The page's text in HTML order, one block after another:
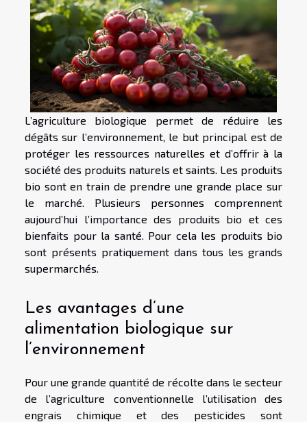
L’agriculture biologique permet de réduire les
dégâts sur l’environnement, le but principal est de
protéger les ressources naturelles et d’offrir à la
société des produits naturels et saints. Les produits
bio sont en train de prendre une grande place sur
le marché. Plusieurs personnes comprennent
aujourd’hui l’importance des produits bio et ces
bienfaits pour la santé. Pour cela les produits bio
sont présents pratiquement dans tous les grands
supermarchés.
Les avantages d’une
alimentation biologique sur
l’environnement
Pour une grande quantité de récolte dans le secteur
de l’agriculture conventionnelle l’utilisation des
engrais chimique et des pesticides sont